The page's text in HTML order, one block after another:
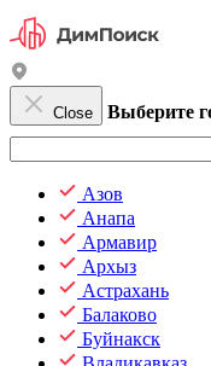
Close Выберите
Азов
Анапа
Армавир
Архыз
Астрахань
Балаково
Буйнакск